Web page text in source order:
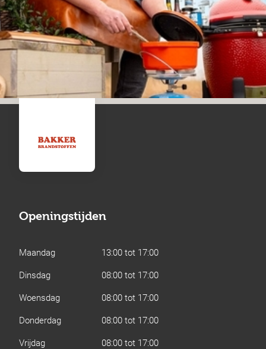
Openingstijden
Maandag
13:00 tot 17:00
Dinsdag
08:00 tot 17:00
Woensdag
08:00 tot 17:00
Donderdag
08:00 tot 17:00
Vrijdag
08:00 tot 17:00